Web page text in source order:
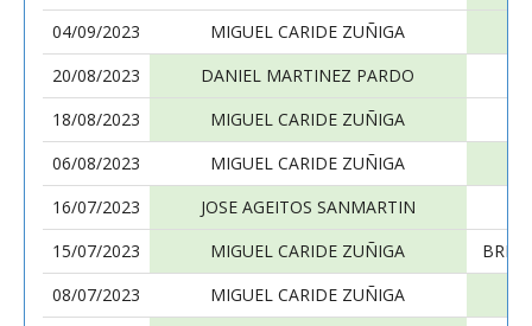
04/09/2023
MIGUEL CARIDE ZUÑIGA
20/08/2023
DANIEL MARTINEZ PARDO
18/08/2023
MIGUEL CARIDE ZUÑIGA
06/08/2023
MIGUEL CARIDE ZUÑIGA
16/07/2023
JOSE AGEITOS SANMARTIN
15/07/2023
MIGUEL CARIDE ZUÑIGA
08/07/2023
MIGUEL CARIDE ZUÑIGA